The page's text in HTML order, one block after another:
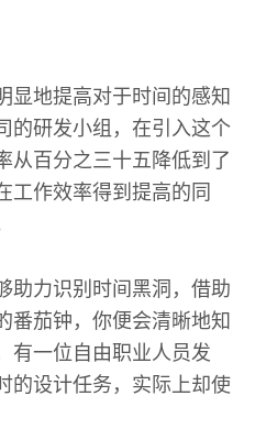
显地提高对于时间的感知
的研发小组，在引入这个
从百分之三十五降低到了
工作效率得到提高的同
助力识别时间黑洞，借助
番茄钟，你便会清晰地知
有一位自由职业人员发
的设计任务，实际上却使